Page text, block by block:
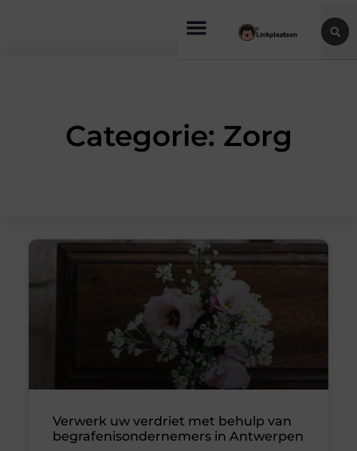
Categorie: Zorg
Verwerk uw verdriet met behulp van
begrafenisondernemers in Antwerpen